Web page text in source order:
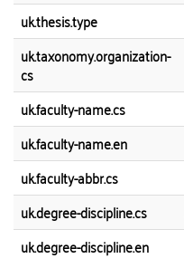
uk.thesis.type
uk.taxonomy.organization-
cs
uk.faculty-name.cs
uk.faculty-name.en
uk.faculty-abbr.cs
uk.degree-discipline.cs
uk.degree-discipline.en